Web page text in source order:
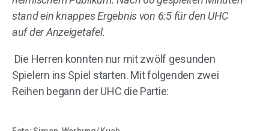
stand ein knappes Ergebnis von 6:5 für den UHC
auf der Anzeigetafel.
Die Herren konnten nur mit zwölf gesunden
Spielern ins Spiel starten. Mit folgenden zwei
Reihen begann der UHC die Partie: